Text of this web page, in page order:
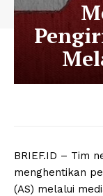
BRIEF.ID – Tim
menghentikan
(AS) melalui